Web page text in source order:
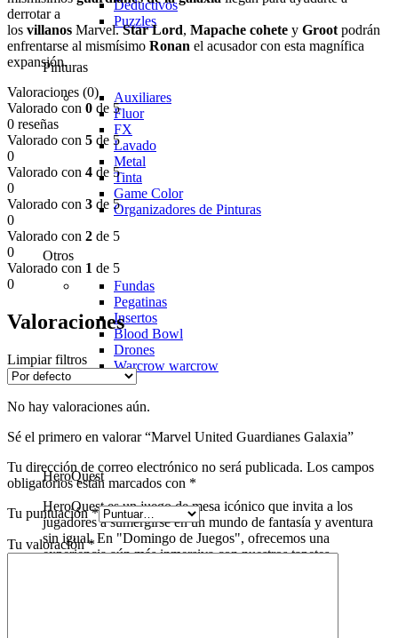
Deductivos
Puzzles
Pinturas
Auxiliares
Fluor
FX
Lavado
Metal
Tinta
Game Color
Organizadores de Pinturas
Otros
Fundas
Pegatinas
Insertos
Blood Bowl
Drones
Warcrow warcrow
HeroQuest
HeroQuest es un juego de mesa icónico que invita a los
jugadores a sumergirse en un mundo de fantasía y aventura
sin igual. En "Domingo de Juegos", ofrecemos una
experiencia aún más inmersiva con nuestros tapetes
derrotar a
los villanos Marvel.Star Lord, Mapache cohete y Groot podrán
enfrentarse al mismísimo Ronan el acusador con esta magnífica
expansión.
Valoraciones (0)
Valorado con 0 de 5
0 reseñas
Valorado con 5 de 5
0
Valorado con 4 de 5
0
Valorado con 3 de 5
0
Valorado con 2 de 5
0
Valorado con 1 de 5
0
Valoraciones
Limpiar filtros
No hay valoraciones aún.
Sé el primero en valorar “Marvel United Guardianes Galaxia”
Tu dirección de correo electrónico no será publicada. Los campos
obligatorios están marcados con *
Tu puntuación*
Tu valoración*